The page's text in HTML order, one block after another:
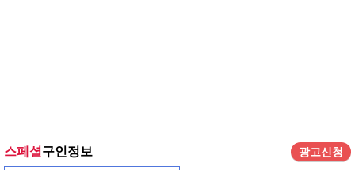
스페셜 구인정보 광고신청